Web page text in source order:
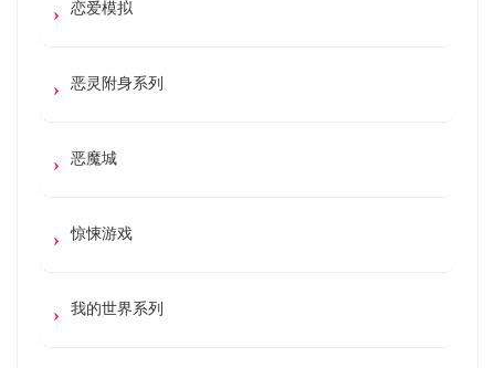
恋爱模拟
恶灵附身系列
恶魔城
惊悚游戏
我的世界系列